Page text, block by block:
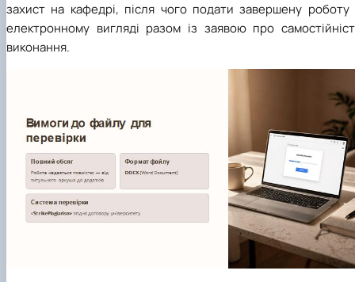
захист на кафедрі, після чого подати завершену роботу
електронному вигляді разом із заявою про
виконання.